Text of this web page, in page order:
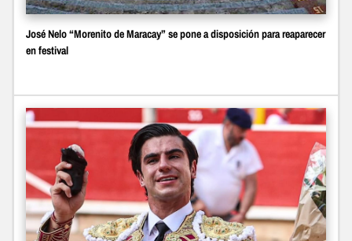
José Nelo “Morenito de Maracay” se pone a disposición para reaparecer
en festival